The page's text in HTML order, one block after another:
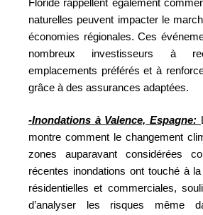
naturelles peuvent impacter le
économies régionales. Ces
nombreux investisseurs à
emplacements préférés et à
grâce à des assurances adaptées.
-Inondations à Valence, Espagne:
montre comment le changement
zones auparavant considérées
récentes inondations ont touché à
résidentielles et commerciales,
d’analyser les risques même